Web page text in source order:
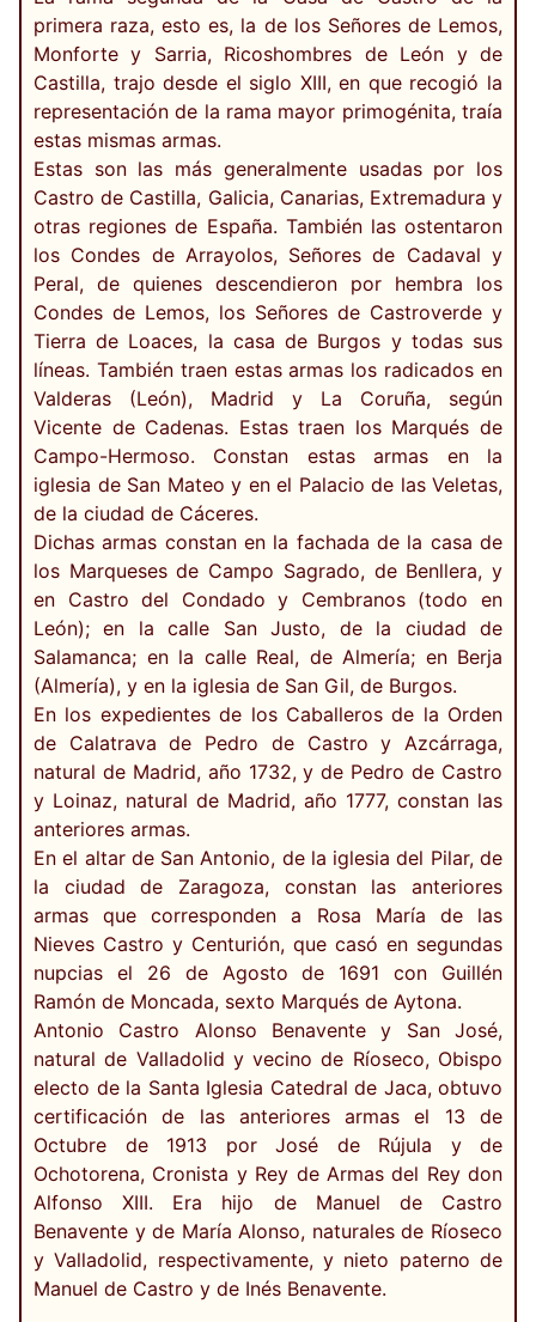
primera raza, esto es, la de los Señores de Lemos,
Monforte y Sarria, Ricoshombres de León y de
Castilla, trajo desde el siglo XIII, en que recogió la
representación de la rama mayor primogénita, traía
estas mismas armas.
Estas son las más generalmente usadas por los
Castro de Castilla, Galicia, Canarias, Extremadura y
otras regiones de España. También las ostentaron
los Condes de Arrayolos, Señores de Cadaval y
Peral, de quienes descendieron por hembra los
Condes de Lemos, los Señores de Castroverde y
Tierra de Loaces, la casa de Burgos y todas sus
líneas. También traen estas armas los radicados en
Valderas (León), Madrid y La Coruña, según
Vicente de Cadenas. Estas traen los Marqués de
Campo-Hermoso. Constan estas armas en la
iglesia de San Mateo y en el Palacio de las Veletas,
de la ciudad de Cáceres.
Dichas armas constan en la fachada de la casa de
los Marqueses de Campo Sagrado, de Benllera, y
en Castro del Condado y Cembranos (todo en
León); en la calle San Justo, de la ciudad de
Salamanca; en la calle Real, de Almería; en Berja
(Almería), y en la iglesia de San Gil, de Burgos.
En los expedientes de los Caballeros de la Orden
de Calatrava de Pedro de Castro y Azcárraga,
natural de Madrid, año 1732, y de Pedro de Castro
y Loinaz, natural de Madrid, año 1777, constan las
anteriores armas.
En el altar de San Antonio, de la iglesia del Pilar, de
la ciudad de Zaragoza, constan las anteriores
armas que corresponden a Rosa María de las
Nieves Castro y Centurión, que casó en segundas
nupcias el 26 de Agosto de 1691 con Guillén
Ramón de Moncada, sexto Marqués de Aytona.
Antonio Castro Alonso Benavente y San José,
natural de Valladolid y vecino de Ríoseco, Obispo
electo de la Santa Iglesia Catedral de Jaca, obtuvo
certificación de las anteriores armas el 13 de
Octubre de 1913 por José de Rújula y de
Ochotorena, Cronista y Rey de Armas del Rey don
Alfonso XIII. Era hijo de Manuel de Castro
Benavente y de María Alonso, naturales de Ríoseco
y Valladolid, respectivamente, y nieto paterno de
Manuel de Castro y de Inés Benavente.